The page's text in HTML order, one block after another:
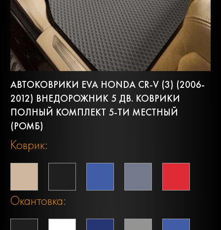
АВТОКОВРИКИ EVA HONDA CR-V (3) (2006-
2012) ВНЕДОРОЖНИК 5 ДВ. КОВРИКИ
ПОЛНЫЙ КОМПЛЕКТ 5-ТИ МЕСТНЫЙ
(РОМБ)
Коврик:
Окантовка: